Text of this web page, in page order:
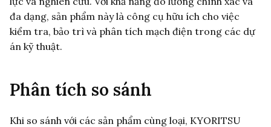
đa dạng, sản phẩm này là công cụ hữu ích cho việc
kiểm tra, bảo trì và phân tích mạch điện trong các dự
án kỹ thuật.
Phân tích so sánh
Khi so sánh với các sản phẩm cùng loại, KYORITSU